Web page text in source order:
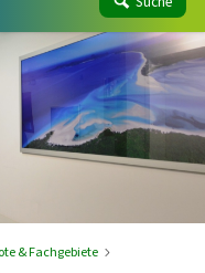
& Fachgebiete